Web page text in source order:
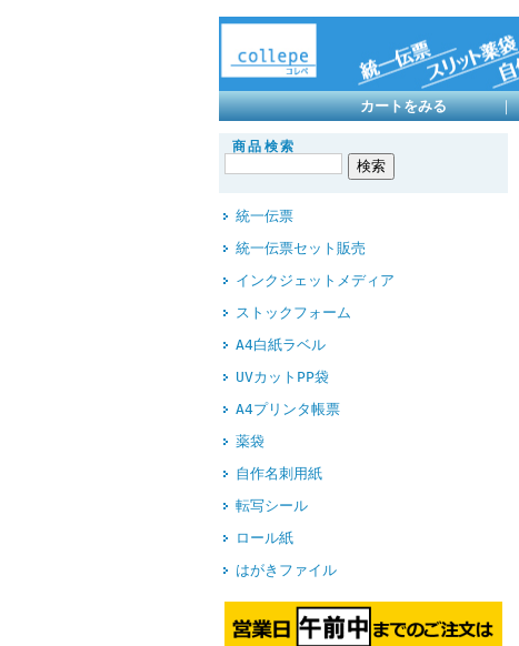
カートをみる
商品検索
統一伝票
統一伝票セット販売
インクジェットメディア
ストックフォーム
A4白紙ラベル
UVカットPP袋
A4プリンタ帳票
薬袋
自作名刺用紙
転写シール
ロール紙
はがきファイル